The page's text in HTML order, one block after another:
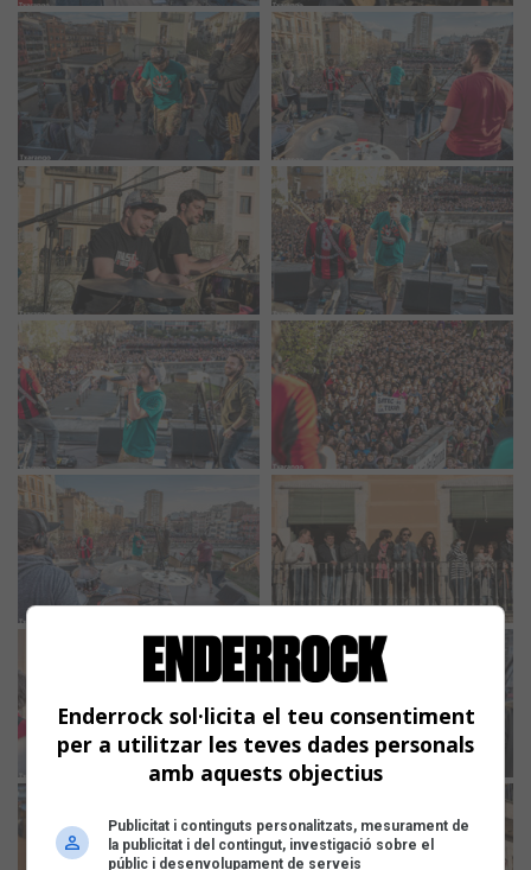
Enderrock sol·licita el teu consentiment
per a utilitzar les teves dades personals
amb aquests objectius
Publicitat i continguts personalitzats, mesurament de
la publicitat i del contingut, investigació sobre el
públic i desenvolupament de serveis